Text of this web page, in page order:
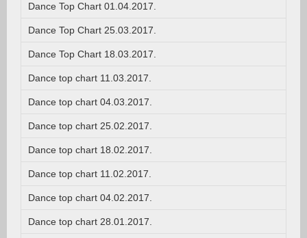
Dance Top Chart 01.04.2017.
Dance Top Chart 25.03.2017.
Dance Top Chart 18.03.2017.
Dance top chart 11.03.2017.
Dance top chart 04.03.2017.
Dance top chart 25.02.2017.
Dance top chart 18.02.2017.
Dance top chart 11.02.2017.
Dance top chart 04.02.2017.
Dance top chart 28.01.2017.